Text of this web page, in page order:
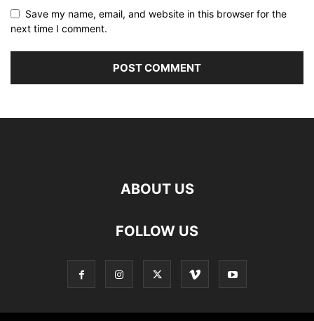
Save my name, email, and website in this browser for the
next time I comment.
ABOUT US
FOLLOW US